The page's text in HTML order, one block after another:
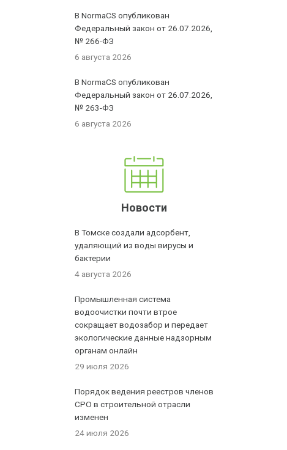
В NormaCS опубликован
Федеральный закон от 26.07.2026,
№ 266-ФЗ
6 августа 2026
В NormaCS опубликован
Федеральный закон от 26.07.2026,
№ 263-ФЗ
6 августа 2026
Новости
В Томске создали адсорбент,
удаляющий из воды вирусы и
бактерии
4 августа 2026
Промышленная система
водоочистки почти втрое
сокращает водозабор и передает
экологические данные надзорным
органам онлайн
29 июля 2026
Порядок ведения реестров членов
СРО в строительной отрасли
изменен
24 июля 2026